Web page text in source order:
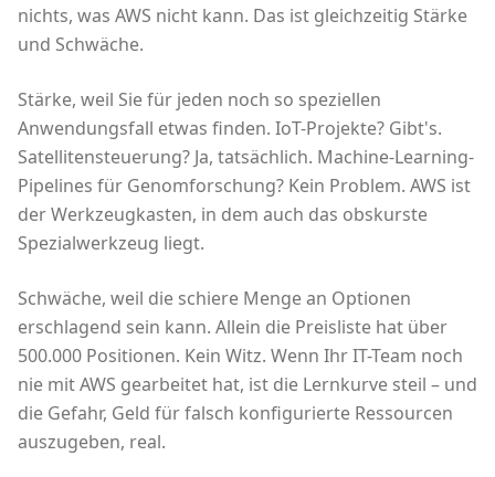
nichts, was AWS nicht kann. Das ist gleichzeitig Stärke
und Schwäche.
Stärke, weil Sie für jeden noch so speziellen
Anwendungsfall etwas finden. IoT-Projekte? Gibt's.
Satellitensteuerung? Ja, tatsächlich. Machine-Learning-
Pipelines für Genomforschung? Kein Problem. AWS ist
der Werkzeugkasten, in dem auch das obskurste
Spezialwerkzeug liegt.
Schwäche, weil die schiere Menge an Optionen
erschlagend sein kann. Allein die Preisliste hat über
500.000 Positionen. Kein Witz. Wenn Ihr IT-Team noch
nie mit AWS gearbeitet hat, ist die Lernkurve steil – und
die Gefahr, Geld für falsch konfigurierte Ressourcen
auszugeben, real.